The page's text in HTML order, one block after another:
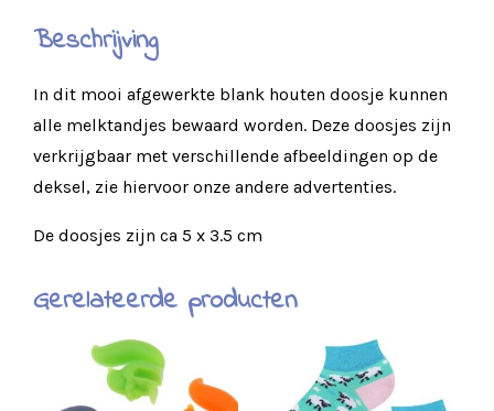
Beschrijving
In dit mooi afgewerkte blank houten doosje kunnen
alle melktandjes bewaard worden. Deze doosjes zijn
verkrijgbaar met verschillende afbeeldingen op de
deksel, zie hiervoor onze andere advertenties.
De doosjes zijn ca 5 x 3.5 cm
Gerelateerde producten